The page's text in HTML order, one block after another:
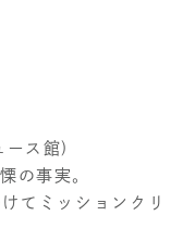
ース館)
の事実。
てミッションクリ